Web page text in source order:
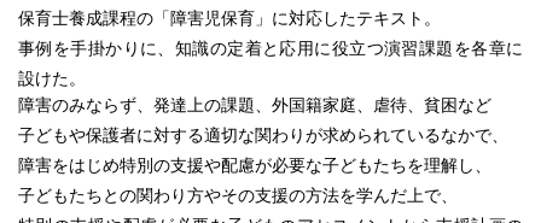
保育士養成課程の「障害児保育」に対応したテキスト。
事例を手掛かりに、知識の定着と応用に役立つ演習課題を各章に
設けた。
障害のみならず、発達上の課題、外国籍家庭、虐待、貧困など
子どもや保護者に対する適切な関わりが求められているなかで、
障害をはじめ特別の支援や配慮が必要な子どもたちを理解し、
子どもたちとの関わり方やその支援の方法を学んだ上で、